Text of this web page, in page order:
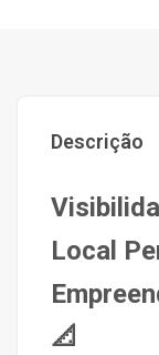
Descrição
Local
📐